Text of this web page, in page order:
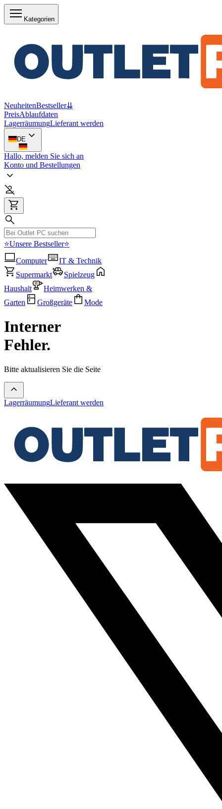
Kategorien
NeuheitenBestseller⇊
PreisAblaufdaten
LagerräumungLieferant werden
DE
Hallo, melden Sie sich an
Konto und Bestellungen
⭐Unsere Bestseller⭐
Computer
IT & Technik
Supermarkt
Spielzeug
Haushalt
Heimwerken &
Garten
Großgeräte Mode
Interner
Fehler.
Bitte aktualisieren Sie die Seite
LagerräumungLieferant werden